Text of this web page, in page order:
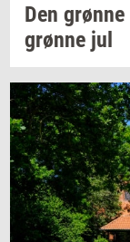
Den grøn­ne
grøn­ne jul